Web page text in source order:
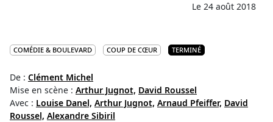
Le 24 août 2018
COMÉDIE & BOULEVARD COUP DE CŒUR TERMINÉ
De : Clément Michel
Mise en scène : Arthur Jugnot, David Roussel
Avec : Louise Danel, Arthur Jugnot, Arnaud Pfeiffer, David
Roussel, Alexandre Sibiril